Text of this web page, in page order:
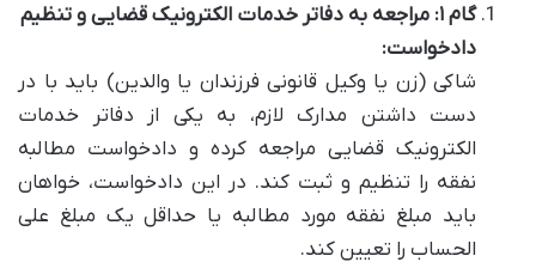
گام ۱: مراجعه به دفاتر خدمات الکترونیک قضایی و تنظیم
دادخواست:
شاکی (زن یا وکیل قانونی فرزندان یا والدین) باید با در
دست داشتن مدارک لازم، به یکی از دفاتر خدمات
الکترونیک قضایی مراجعه کرده و دادخواست مطالبه
نفقه را تنظیم و ثبت کند. در این دادخواست، خواهان
باید مبلغ نفقه مورد مطالبه یا حداقل یک مبلغ علی
الحساب را تعیین کند.